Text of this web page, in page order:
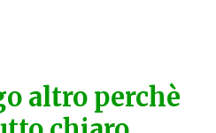
altro perchè